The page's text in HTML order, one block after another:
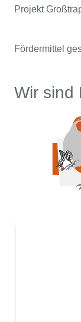
Projekt
Fördermittel
Wir sind